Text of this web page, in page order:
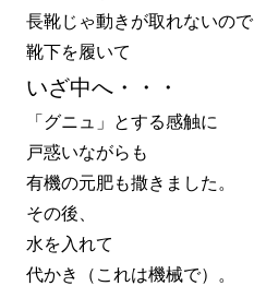
長靴じゃ動きが取れないので
靴下を履いて
いざ中へ・・・
「グニュ」とする感触に
戸惑いながらも
有機の元肥も撒きました。
その後、
水を入れて
代かき（これは機械で）。